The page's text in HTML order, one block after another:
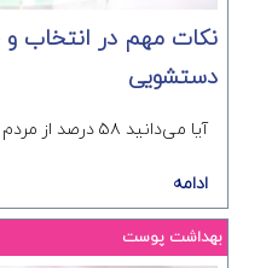
نکات مهم در انتخاب و
دستشویی
آیا می‌دانید ۵۸ درصد از مردم در سراسر جهان دست‌های […]
ادامه
بهداشت پوست